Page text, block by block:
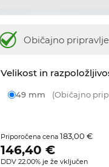
Običajno
Velikost in
49 mm (Običajno
Priporočena cena183,00 €
146,40 €
DDV 22.00% je že vključen